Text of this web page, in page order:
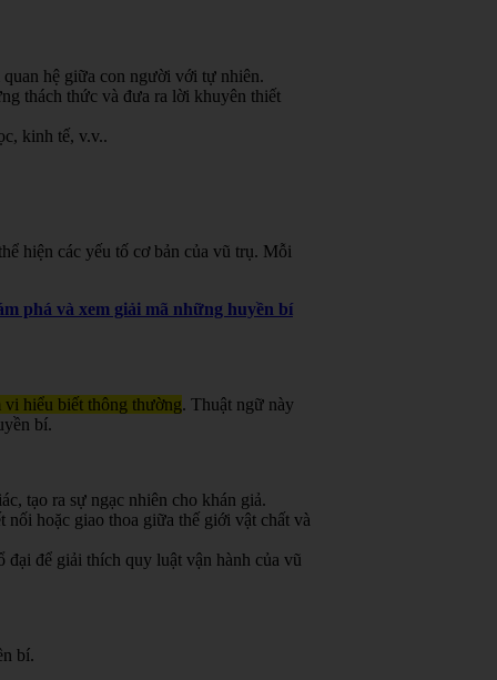
hệ giữa con người với tự nhiên.
thách thức và đưa ra lời khuyên thiết
kinh tế, v.v..
hiện các yếu tố cơ bản của vũ trụ. Mỗi
phá và xem giải mã những huyền bí
vi hiểu biết thông thường. Thuật ngữ này
bí.
tạo ra sự ngạc nhiên cho khán giả.
hoặc giao thoa giữa thế giới vật chất và
để giải thích quy luật vận hành của vũ
bí.